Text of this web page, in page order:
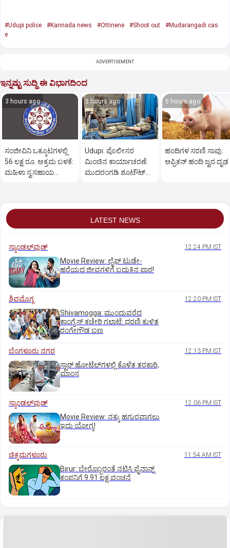
#Udupi police #Kannada news #Ottinene #Shoot out
#Mudarangadi cas
e
ADVERTISEMENT
ಇನ್ನಷ್ಟು ಸುದ್ದಿ ಈ ವಿಭಾಗದಿಂದ
3 hours ago
ಸಂಜೀವಿನಿ ಒಕ್ಕೂಟಗಳಲ್ಲಿ
56 ಲಕ್ಷ ರೂ. ಅಕ್ರಮ ಬಳಕೆ:
ಮಹಿಳಾ ಸ್ವಸಹಾಯ
5 hours ago
Udupi: ಪೊಲೀಸರ
ಮಿಂಚಿನ ಕಾರ್ಯಾಚರಣೆ:
ಮುದರಂಗಡಿ ಶೂಟೌಟ್‌
5 hours ago
ಹಂದಿಗಳ ಸರಣಿ ಸಾವು:
ಆಫ್ರಿಕನ್‌ ಹಂದಿ ಜ್ವರ ದೃಢ
LATEST NEWS
ಸ್ಯಾಂಡಲ್‌ವುಡ್‌ 12:24 PM IST
Movie Review: ಲೈಫ್‌ ಟುಡೇ-
ಹರೆಯದ ಜೀವಗಳಿಗೆ ಬದುಕಿನ ಪಾಠ!
ಶಿವಮೊಗ್ಗ 12:20 PM IST
Shivamogga: ಮುಂದುವರೆದ
ಕಾಂಗ್ರೆಸ್ ಕಚೇರಿ ಗಲಾಟೆ: ಧರಣಿ ಕುಳಿತ
ರಂಗೇಗೌಡ ಬಣ
ಬೆಂಗಳೂರು ನಗರ 12:13 PM IST
ಸ್ಟಾರ್‌ ಹೋಟೆಲ್‌ಗ‌ಳಲ್ಲಿ ಕೊಳೆತ ತರಕಾರಿ,
ಮಾಂಸ
ಸ್ಯಾಂಡಲ್‌ವುಡ್‌ 12:06 PM IST
Movie Review: ನಕ್ಕು ಹಗುರವಾಗಲು
ಇದು ಯೋಗ್ಯ!
ಚಿಕ್ಕಮಗಳೂರು 11:54 AM IST
Birur: ಬೇರೊಬ್ಬರಂತೆ ನಟಿಸಿ ಫೈನಾನ್ಸ್
ಕಂಪನಿಗೆ 9.91 ಲಕ್ಷ ವಂಚನೆ